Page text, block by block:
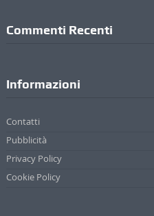
Commenti Recenti
Informazioni
Contatti
Pubblicità
Privacy Policy
Cookie Policy